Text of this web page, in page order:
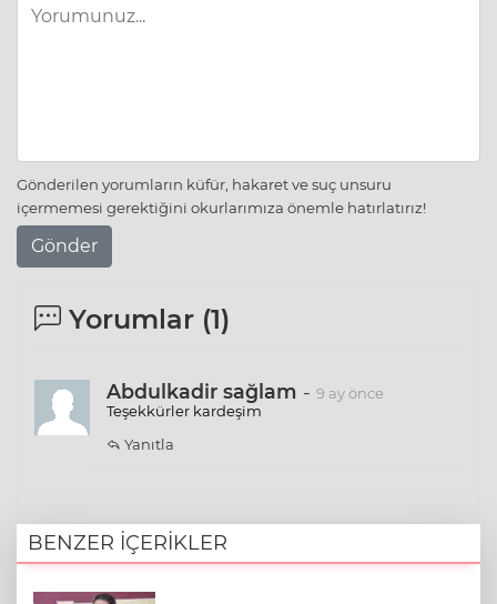
Gönderilen yorumların küfür, hakaret ve suç unsuru
içermemesi gerektiğini okurlarımıza önemle hatırlatırız!
Gönder
Yorumlar (1)
Abdulkadir sağlam - 9 ay önce
Teşekkürler kardeşim
Yanıtla
BENZER İÇERİKLER